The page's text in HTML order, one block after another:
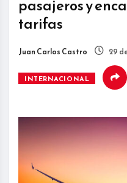
pasajeros y
tarifas
Juan Carlos Castro 29
INTERNACIONAL